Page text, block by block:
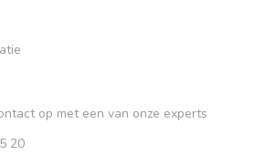
op met een van onze experts
20